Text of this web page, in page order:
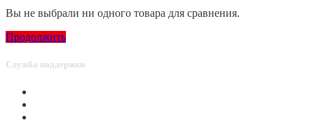
Вы не выбрали ни одного товара для сравнения.
Продолжить
Служба поддержки